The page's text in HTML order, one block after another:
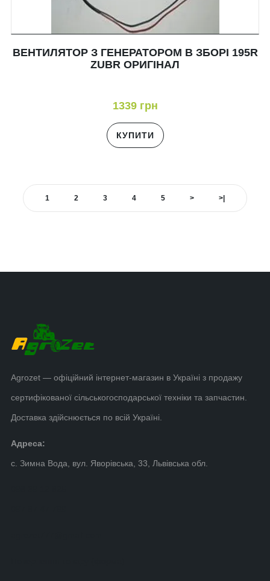
ВЕНТИЛЯТОР З ГЕНЕРАТОРОМ В ЗБОРІ 195R
ZUBR ОРИГІНАЛ
1339 грн
КУПИТИ
1 2 3 4 5 > >|
Agrozet — офіційний інтернет-магазин в Україні з продажу
сертифікованої сільськогосподарської техніки та запчастин.
Доставка здійснюється по всій Україні.
Адреса:
с. Зимна Вода, вул. Яворівська, 33, Львівська обл.